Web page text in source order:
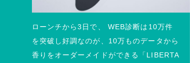
ローンチから3日で、 WEB診断は10万件
を突破し好調なのが、10万ものデータから
香りをオーダーメイドができる「LIBERTA